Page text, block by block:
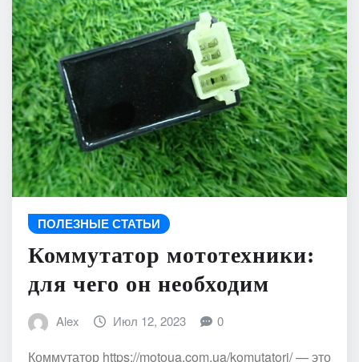
ПОЛЕЗНЫЕ СТАТЬИ
Коммутатор мототехники:
для чего он необходим
Alex Июл 12, 2023 0
Коммутатор https://motoua.com.ua/komutatori/ — это